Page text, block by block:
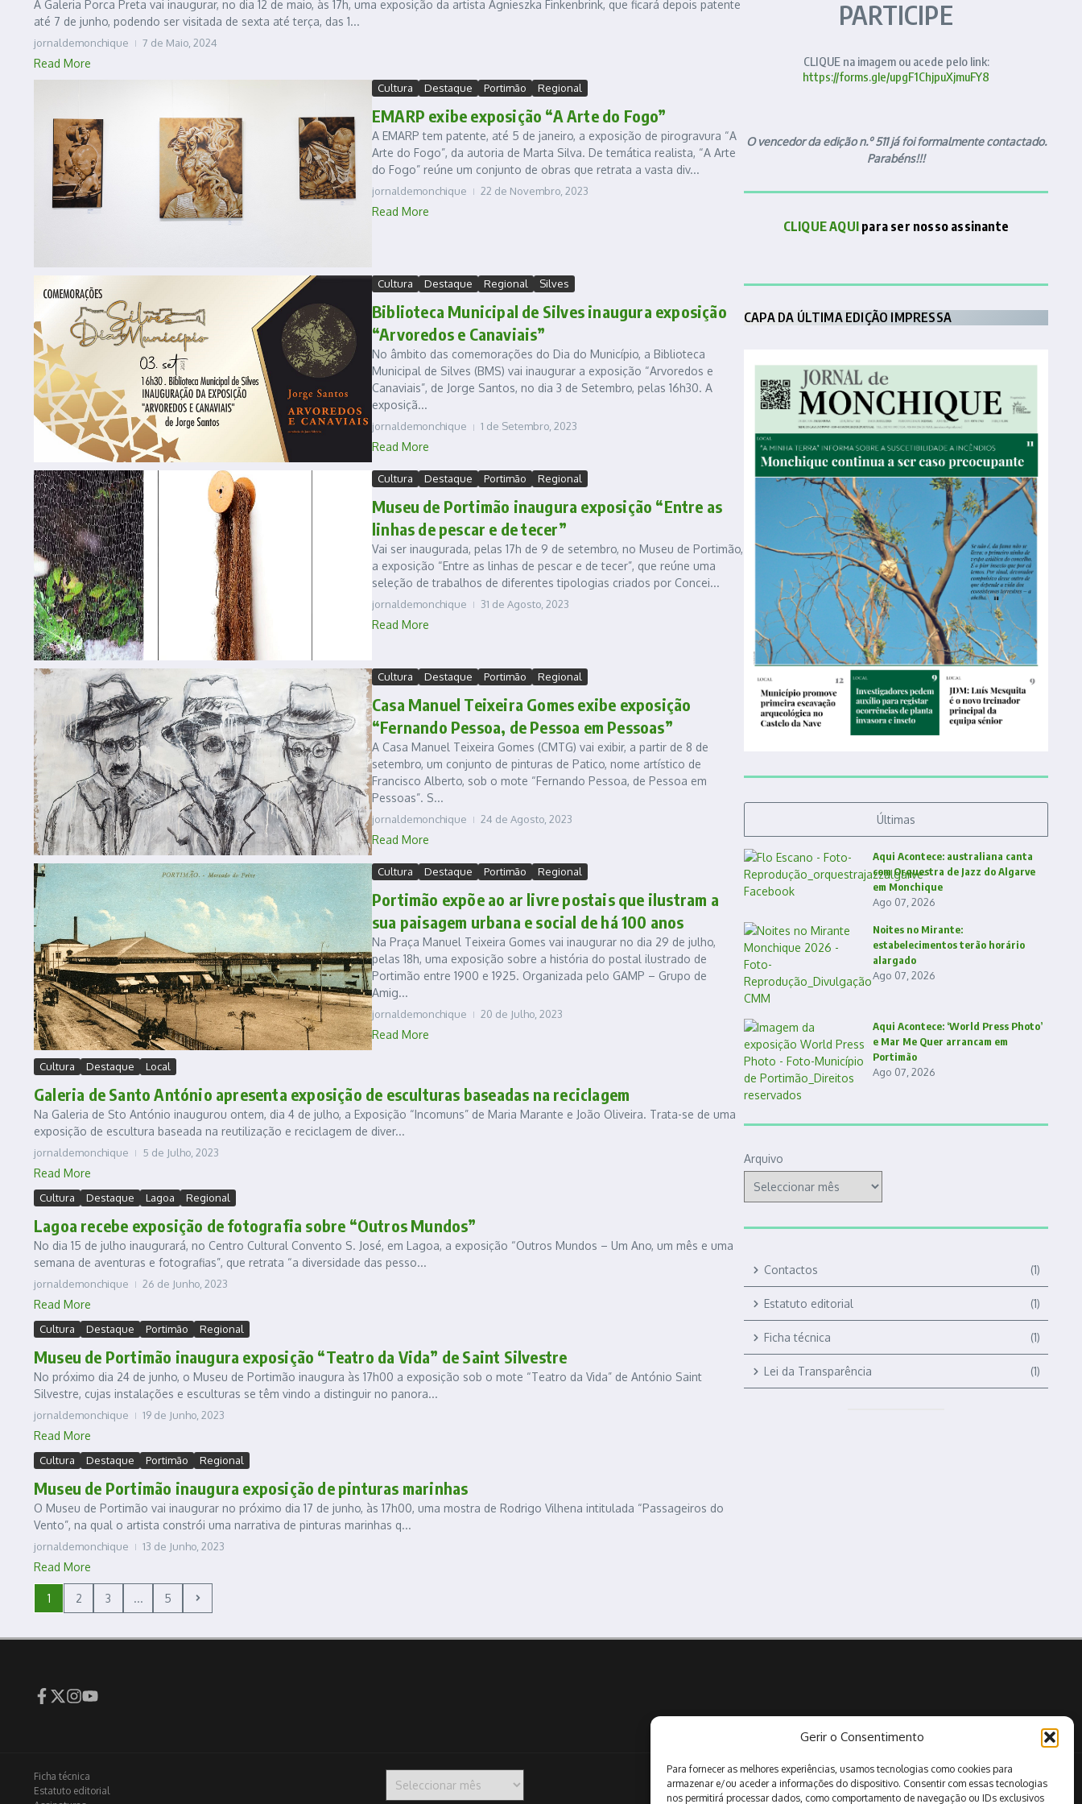
Gerir o Consentimento
Para fornecer as melhores experiências, usamos tecnologias como cookies para
armazenar e/ou aceder a informações do dispositivo. Consentir com essas tecnologias
nos permitirá processar dados, como comportamento de navegação ou IDs exclusivos
A Galeria Porca Preta vai inaugurar, no dia 12 de maio, às 17h, uma exposição da artista Agnieszka Finkenbrink, que ficará depois patente
até 7 de junho, podendo ser visitada de sexta até terça, das 1...
jornaldemonchique 7 de Maio, 2024
Read More
Cultura Destaque Portimão Regional
EMARP exibe exposição “A Arte do Fogo”
A EMARP tem patente, até 5 de janeiro, a exposição de pirogravura “A
Arte do Fogo”, da autoria de Marta Silva. De temática realista, “A Arte
do Fogo” reúne um conjunto de obras que retrata a vasta div...
jornaldemonchique 22 de Novembro, 2023
Read More
Cultura Destaque Regional Silves
Biblioteca Municipal de Silves inaugura exposição
“Arvoredos e Canaviais”
No âmbito das comemorações do Dia do Município, a Biblioteca
Municipal de Silves (BMS) vai inaugurar a exposição “Arvoredos e
Canaviais”, de Jorge Santos, no dia 3 de Setembro, pelas 16h30. A
exposiçã...
jornaldemonchique 1 de Setembro, 2023
Read More
Cultura Destaque Portimão Regional
Museu de Portimão inaugura exposição “Entre as
linhas de pescar e de tecer”
Vai ser inaugurada, pelas 17h de 9 de setembro, no Museu de Portimão,
a exposição “Entre as linhas de pescar e de tecer”, que reúne uma
seleção de trabalhos de diferentes tipologias criados por Concei...
jornaldemonchique 31 de Agosto, 2023
Read More
Cultura Destaque Portimão Regional
Casa Manuel Teixeira Gomes exibe exposição
“Fernando Pessoa, de Pessoa em Pessoas”
A Casa Manuel Teixeira Gomes (CMTG) vai exibir, a partir de 8 de
setembro, um conjunto de pinturas de Patico, nome artístico de
Francisco Alberto, sob o mote “Fernando Pessoa, de Pessoa em
Pessoas”. S...
jornaldemonchique 24 de Agosto, 2023
Read More
Cultura Destaque Portimão Regional
Portimão expõe ao ar livre postais que ilustram a
sua paisagem urbana e social de há 100 anos
Na Praça Manuel Teixeira Gomes vai inaugurar no dia 29 de julho,
pelas 18h, uma exposição sobre a história do postal ilustrado de
Portimão entre 1900 e 1925. Organizada pelo GAMP – Grupo de
Amig...
jornaldemonchique 20 de Julho, 2023
Read More
Cultura Destaque Local
Galeria de Santo António apresenta exposição de esculturas baseadas na reciclagem
Na Galeria de Sto António inaugurou ontem, dia 4 de julho, a Exposição “Incomuns” de Maria Marante e João Oliveira. Trata-se de uma
exposição de escultura baseada na reutilização e reciclagem de diver...
jornaldemonchique 5 de Julho, 2023
Read More
Cultura Destaque Lagoa Regional
Lagoa recebe exposição de fotografia sobre “Outros Mundos”
No dia 15 de julho inaugurará, no Centro Cultural Convento S. José, em Lagoa, a exposição “Outros Mundos – Um Ano, um mês e uma
semana de aventuras e fotografias”, que retrata “a diversidade das pesso...
jornaldemonchique 26 de Junho, 2023
Read More
Cultura Destaque Portimão Regional
Museu de Portimão inaugura exposição “Teatro da Vida” de Saint Silvestre
No próximo dia 24 de junho, o Museu de Portimão inaugura às 17h00 a exposição sob o mote “Teatro da Vida” de António Saint
Silvestre, cujas instalações e esculturas se têm vindo a distinguir no panora...
jornaldemonchique 19 de Junho, 2023
Read More
Cultura Destaque Portimão Regional
Museu de Portimão inaugura exposição de pinturas marinhas
O Museu de Portimão vai inaugurar no próximo dia 17 de junho, às 17h00, uma mostra de Rodrigo Vilhena intitulada “Passageiros do
Vento”, na qual o artista constrói uma narrativa de pinturas marinhas q...
jornaldemonchique 13 de Junho, 2023
Read More
1 2 3 ... 5
PARTICIPE
CLIQUE na imagem ou acede pelo link:
https://forms.gle/upgF1ChjpuXjmuFY8
O vencedor da edição n.º 511 já foi formalmente contactado.
Parabéns!!!
CLIQUE AQUI para ser nosso assinante
CAPA DA ÚLTIMA EDIÇÃO IMPRESSA
Últimas
Aqui Acontece: australiana canta
com Orquestra de Jazz do Algarve
em Monchique
Ago 07, 2026
Noites no Mirante:
estabelecimentos terão horário
alargado
Ago 07, 2026
Aqui Acontece: ‘World Press Photo’
e Mar Me Quer arrancam em
Portimão
Ago 07, 2026
Arquivo
Contactos (1)
Estatuto editorial (1)
Ficha técnica (1)
Lei da Transparência (1)
Ficha técnica
Estatuto editorial
Pesquisar